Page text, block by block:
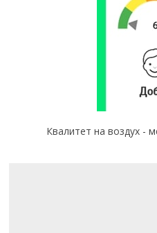
Квалитет на воздух -